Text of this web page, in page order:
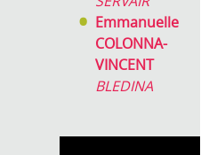
Emmanuelle
COLONNA-
VINCENT
BLEDINA